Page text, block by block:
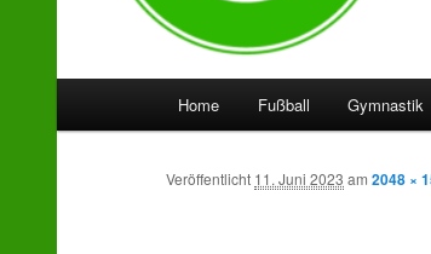
Zum
Inhalt
Zum
sekundären
Home Fußball Gymnastik
Veröffentlicht 11. Juni 2023 am2048 ×